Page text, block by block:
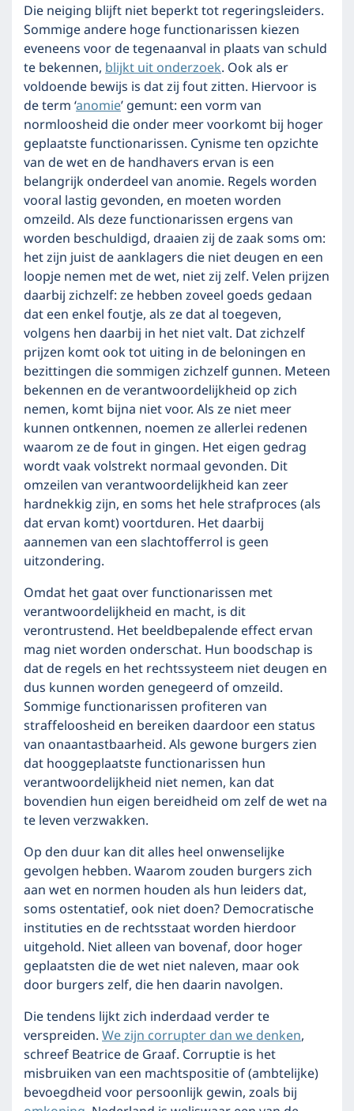
Die neiging blijft niet beperkt tot regeringsleiders.
Sommige andere hoge functionarissen kiezen
eveneens voor de tegenaanval in plaats van schuld
te bekennen,blijkt uit onderzoek. Ook als er
voldoende bewijs is dat zij fout zitten. Hiervoor is
de term ‘anomie’ gemunt: een vorm van
normloosheid die onder meer voorkomt bij hoger
geplaatste functionarissen. Cynisme ten opzichte
van de wet en de handhavers ervan is een
belangrijk onderdeel van anomie. Regels worden
vooral lastig gevonden, en moeten worden
omzeild. Als deze functionarissen ergens van
worden beschuldigd, draaien zij de zaak soms om:
het zijn juist de aanklagers die niet deugen en een
loopje nemen met de wet, niet zij zelf. Velen prijzen
daarbij zichzelf: ze hebben zoveel goeds gedaan
dat een enkel foutje, als ze dat al toegeven,
volgens hen daarbij in het niet valt. Dat zichzelf
prijzen komt ook tot uiting in de beloningen en
bezittingen die sommigen zichzelf gunnen. Meteen
bekennen en de verantwoordelijkheid op zich
nemen, komt bijna niet voor. Als ze niet meer
kunnen ontkennen, noemen ze allerlei redenen
waarom ze de fout in gingen. Het eigen gedrag
wordt vaak volstrekt normaal gevonden. Dit
omzeilen van verantwoordelijkheid kan zeer
hardnekkig zijn, en soms het hele strafproces (als
dat ervan komt) voortduren. Het daarbij
aannemen van een slachtofferrol is geen
uitzondering.
Omdat het gaat over functionarissen met
verantwoordelijkheid en macht, is dit
verontrustend. Het beeldbepalende effect ervan
mag niet worden onderschat. Hun boodschap is
dat de regels en het rechtssysteem niet deugen en
dus kunnen worden genegeerd of omzeild.
Sommige functionarissen profiteren van
straffeloosheid en bereiken daardoor een status
van onaantastbaarheid. Als gewone burgers zien
dat hooggeplaatste functionarissen hun
verantwoordelijkheid niet nemen, kan dat
bovendien hun eigen bereidheid om zelf de wet na
te leven verzwakken.
Op den duur kan dit alles heel onwenselijke
gevolgen hebben. Waarom zouden burgers zich
aan wet en normen houden als hun leiders dat,
soms ostentatief, ook niet doen? Democratische
instituties en de rechtsstaat worden hierdoor
uitgehold. Niet alleen van bovenaf, door hoger
geplaatsten die de wet niet naleven, maar ook
door burgers zelf, die hen daarin navolgen.
Die tendens lijkt zich inderdaad verder te
verspreiden.We zijn corrupter dan we denken,
schreef Beatrice de Graaf. Corruptie is het
misbruiken van een machtspositie of (ambtelijke)
bevoegdheid voor persoonlijk gewin, zoals bij